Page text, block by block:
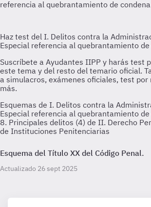
Esquemas de I. Delitos contra la
Especial referencia al quebrantamiento de
8. Principales delitos (4) de II. Derecho
de Instituciones Penitenciarias
Esquema del Título XX del Código Penal.
Actualizado 26 sept 2025